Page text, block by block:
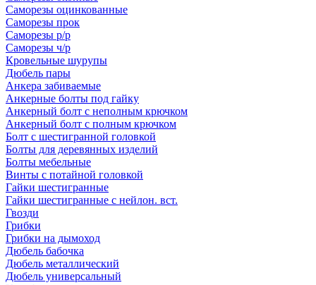
Саморезы оцинкованные
Саморезы прок
Саморезы р/р
Саморезы ч/р
Кровельные шурупы
Дюбель пары
Анкера забиваемые
Анкерные болты под гайку
Анкерный болт с неполным крючком
Анкерный болт с полным крючком
Болт с шестигранной головкой
Болты для деревянных изделий
Болты мебельные
Винты с потайной головкой
Гайки шестигранные
Гайки шестигранные с нейлон. вст.
Гвозди
Грибки
Грибки на дымоход
Дюбель бабочка
Дюбель металлический
Дюбель универсальный